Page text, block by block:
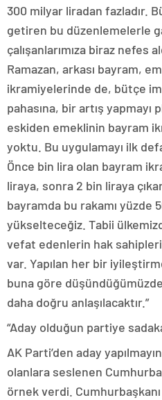
300 milyar liradan fazladır.
getiren bu düzenlemelerle
çalışanlarımıza biraz nefes
Ramazan, arkası bayram,
ikramiyelerinde de, bütçe
pahasına, bir artış yapmayı
eskiden emeklinin bayram
yoktu. Bu uygulamayı ilk
Önce bin lira olan bayram
liraya, sonra 2 bin liraya
bayramda bu rakamı yüzde
yükselteceğiz. Tabii
vefat edenlerin hak
var. Yapılan her bir
buna göre
daha doğru anlaşılacaktır.”
“Aday olduğun partiye
AK Parti’den aday
olanlara seslenen
örnek verdi.